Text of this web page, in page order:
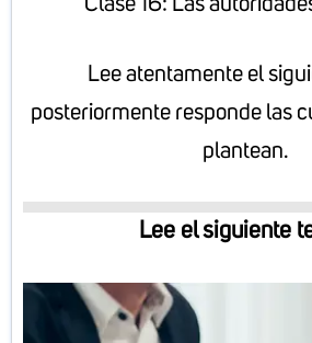
Clase 16: Las
Lee atentamente el
posteriormente responde las
plantean.
Lee el siguiente